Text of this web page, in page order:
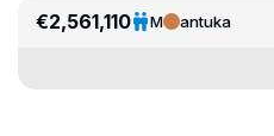
€2,561,110 M antuka